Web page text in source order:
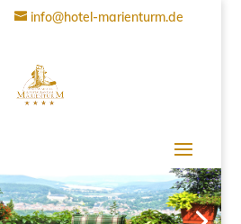
info@hotel-marienturm.de